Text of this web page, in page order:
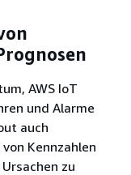
AWS IoT
und Alarme
auch
Kennzahlen
zu